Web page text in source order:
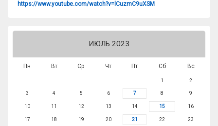
https://www.youtube.com/watch?v=lCuzmC9uXSM
ИЮЛЬ 2023
Пн Вт Ср Чт Пт Сб Вс
1 2
3 4 5 6 7 8 9
10 11 12 13 14 15 16
17 18 19 20 21 22 23